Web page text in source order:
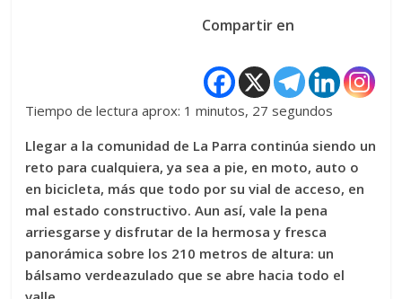
Compartir en
Tiempo de lectura aprox: 1 minutos, 27 segundos
Llegar a la comunidad de La Parra continúa siendo un
reto para cualquiera, ya sea a pie, en moto, auto o
en bicicleta, más que todo por su vial de acceso, en
mal estado constructivo. Aun así, vale la pena
arriesgarse y disfrutar de la hermosa y fresca
panorámica sobre los 210 metros de altura: un
bálsamo verdeazulado que se abre hacia todo el